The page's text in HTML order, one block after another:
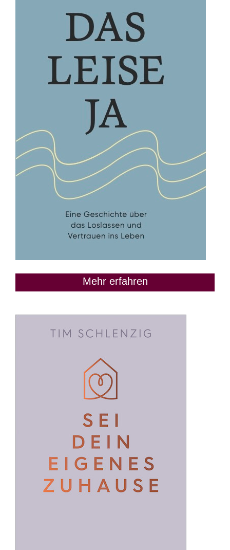
Mehr erfahren